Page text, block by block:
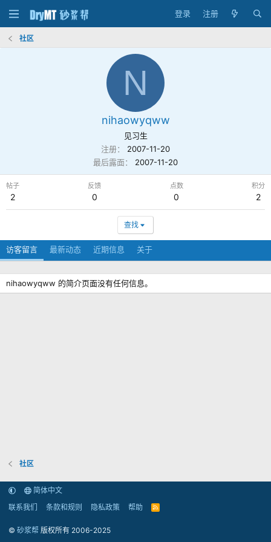
登录 注册
社区
N
nihaowyqww
见习生
注册
2007-11-20
最后露面
2007-11-20
帖子
2
反馈
0
点数
0
积分
2
查找
访客留言 最新动态 近期信息 关于
nihaowyqww 的简介页面没有任何信息。
社区
简体中文
联系我们
条款和规则 隐私政策 帮助
R
© 砂浆帮 版权所有 2006-2025